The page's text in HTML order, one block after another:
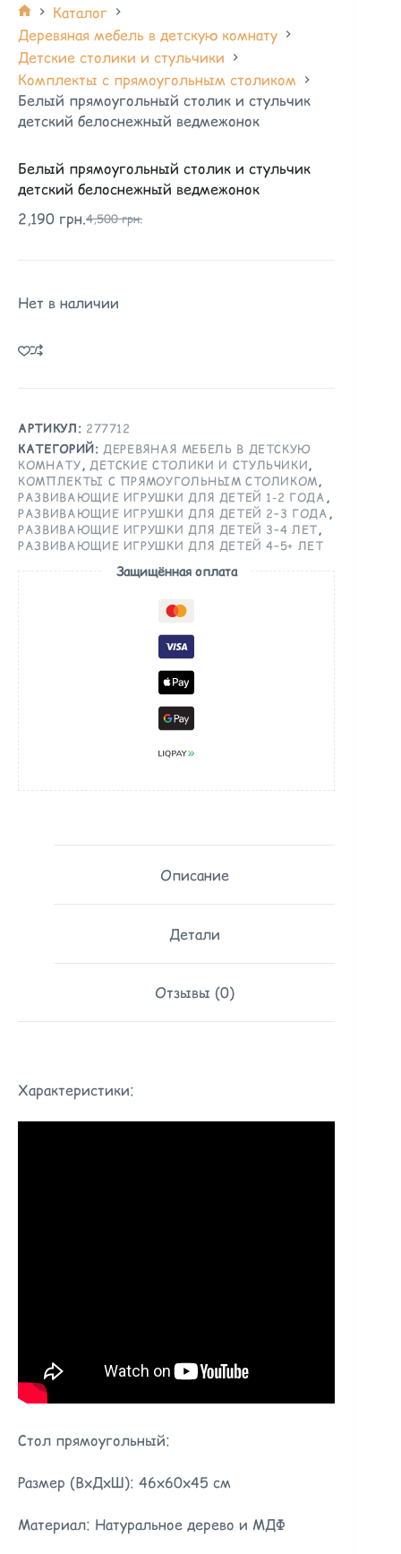
Каталог
Деревяная мебель в детскую комнату
Детские столики и стульчики
Комплекты с прямоугольным столиком
Белый прямоугольный столик и стульчик
детский белоснежный ведмежонок
Белый прямоугольный столик и стульчик
детский белоснежный ведмежонок
4,500грн.
2,190 грн.
Нет в наличии
АРТИКУЛ: 277712
КАТЕГОРИЙ:ДЕРЕВЯНАЯ МЕБЕЛЬ В ДЕТСКУЮ
КОМНАТУ, ДЕТСКИЕ СТОЛИКИ И СТУЛЬЧИКИ,
КОМПЛЕКТЫ С ПРЯМОУГОЛЬНЫМ СТОЛИКОМ,
РАЗВИВАЮЩИЕ ИГРУШКИ ДЛЯ ДЕТЕЙ 1-2 ГОДА ,
РАЗВИВАЮЩИЕ ИГРУШКИ ДЛЯ ДЕТЕЙ 2–3 ГОДА ,
РАЗВИВАЮЩИЕ ИГРУШКИ ДЛЯ ДЕТЕЙ 3–4 ЛЕТ,
РАЗВИВАЮЩИЕ ИГРУШКИ ДЛЯ ДЕТЕЙ 4–5+ ЛЕТ
Защищённая оплата
Описание
Детали
Отзывы (0)
Характеристики:
Стол прямоугольный:
Размер (ВхДхШ): 46х60х45 см
Материал: Натуральное дерево и МДФ